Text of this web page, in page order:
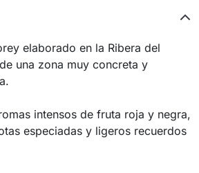
elaborado en la Ribera del
una zona muy concreta y
intensos de fruta roja y negra,
especiadas y ligeros recuerdos